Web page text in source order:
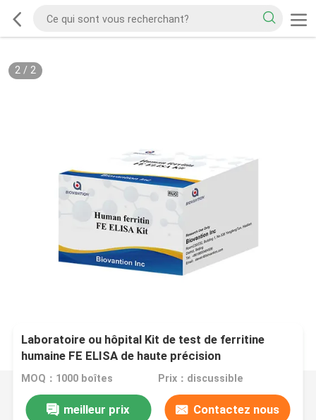
2/ 2
Laboratoire ou hôpital Kit de test de ferritine
humaine FE ELISA de haute précision
MOQ：1000 boîtes Prix：discussible
meilleur prix Contactez nous